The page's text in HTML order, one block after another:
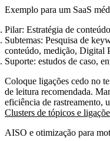
Exemplo para um SaaS
Pilar: Estratégia de
Subtemas: Pesquisa de
conteúdo, medição, Digital
Suporte: estudos de caso,
Coloque ligações cedo no
de leitura recomendada.
eficiência de rastreamento,
Clusters de tópicos e
AISO e otimização para